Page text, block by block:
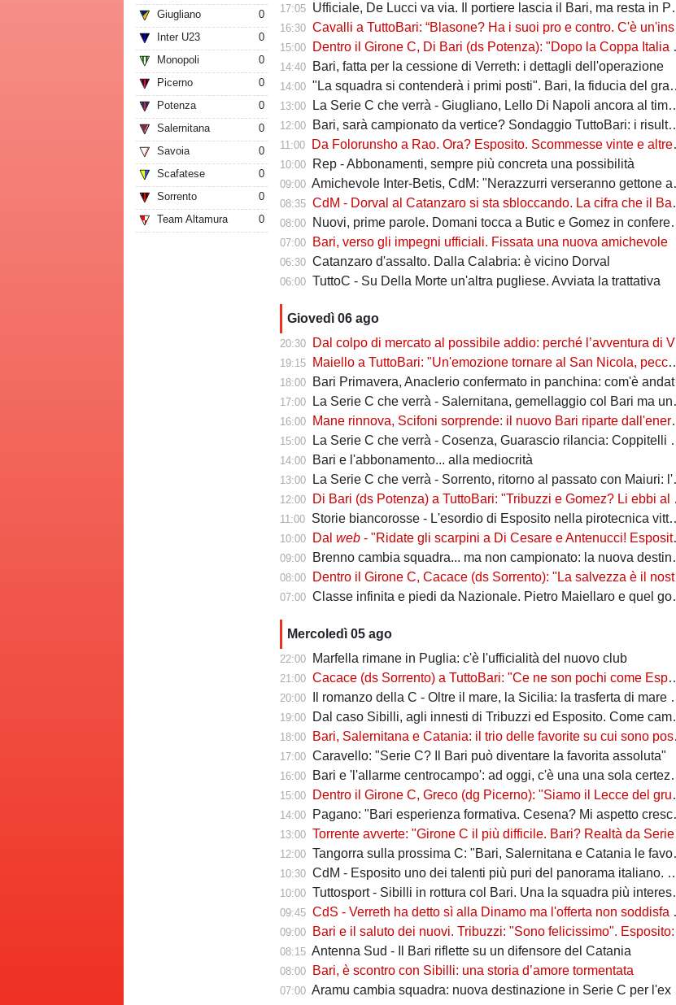
Giugliano
0
Inter U23
0
Monopoli
0
Picerno
0
Potenza
0
Salernitana
0
Savoia
0
Scafatese
0
Sorrento
0
Team Altamura
0
17:05 Ufficiale, De Lucci va via. Il portiere lascia il Bari, ma resta in Puglia
16:30 Cavalli a TuttoBari: “Blasone? Ha i suoi pro e contro. C'è un'insidia enorme: favoriti sì, ma non basta”
15:00 Dentro il Girone C, Di Bari (ds Potenza): "Dopo la Coppa Italia vinta, vogliamo infastidire ancora. Vi nomino qualche nostro giovane"
14:40 Bari, fatta per la cessione di Verreth: i dettagli dell'operazione
14:00 "La squadra si contenderà i primi posti". Bari, la fiducia del grande ex
13:00 La Serie C che verrà - Giugliano, Lello Di Napoli ancora al timone: il re delle salvezze vuole evitare un'altra stagione da brividi
12:00 Bari, sarà campionato da vertice? Sondaggio TuttoBari: i risultati provvisori
11:00 Da Folorunsho a Rao. Ora? Esposito. Scommesse vinte e altre perse sull'asse Napoli-Bari
10:00 Rep - Abbonamenti, sempre più concreta una possibilità
09:00 Amichevole Inter-Betis, CdM: "Nerazzurri verseranno gettone al Bari. E verrà girato al Comune"
08:35 CdM - Dorval al Catanzaro si sta sbloccando. La cifra che il Bari incasserebbe
08:00 Nuovi, prime parole. Domani tocca a Butic e Gomez in conferenza
07:00 Bari, verso gli impegni ufficiali. Fissata una nuova amichevole
06:30 Catanzaro d'assalto. Dalla Calabria: è vicino Dorval
06:00 TuttoC - Su Della Morte un'altra pugliese. Avviata la trattativa
Giovedì 06 ago
20:30 Dal colpo di mercato al possibile addio: perché l’avventura di Verreth al Bari non è mai davvero sbocciata
19:15 Maiello a TuttoBari: "Un'emozione tornare al San Nicola, peccato per il poco pubblico. Bari? Ben costruito"
18:00 Bari Primavera, Anaclerio confermato in panchina: com'è andata la scorsa stagione?
17:00 La Serie C che verrà - Salernitana, gemellaggio col Bari ma una sola missione: tornare subito in Serie B
16:00 Mane rinnova, Scifoni sorprende: il nuovo Bari riparte dall'energia verde
15:00 La Serie C che verrà - Cosenza, Guarascio rilancia: Coppitelli per riportare i lupi in Serie B
14:00 Bari e l'abbonamento... alla mediocrità
13:00 La Serie C che verrà - Sorrento, ritorno al passato con Maiuri: l'obiettivo è una salvezza senza affanni
12:00 Di Bari (ds Potenza) a TuttoBari: "Tribuzzi e Gomez? Li ebbi al Crotone. Alessio può fare più ruoli, Guido è una certezza"
11:00 Storie biancorosse - L'esordio di Esposito nella pirotecnica vittoria contro la Spal di De Rossi e Nainggolan
10:00 Dalweb - "Ridate gli scarpini a Di Cesare e Antenucci! Esposito? Forte, ma valorizziamo sempre giocatori del Napoli"
09:00 Brenno cambia squadra... ma non campionato: la nuova destinazione dell'ex Bari
08:00 Dentro il Girone C, Cacace (ds Sorrento): "La salvezza è il nostro scudetto, torniamo a casa dopo gennaio. Ecco la nostra forza"
07:00 Classe infinita e piedi da Nazionale. Pietro Maiellaro e quel gol da quaranta metri...
Mercoledì 05 ago
22:00 Marfella rimane in Puglia: c'è l'ufficialità del nuovo club
21:00 Cacace (ds Sorrento) a TuttoBari: "Ce ne son pochi come Esposito: ve lo presento. D'Ursi? Solo interesse"
20:00 Il romanzo della C - Oltre il mare, la Sicilia: la trasferta di mare e di vento
19:00 Dal caso Sibilli, agli innesti di Tribuzzi ed Esposito. Come cambia l’attacco
18:00 Bari, Salernitana e Catania: il trio delle favorite su cui sono poste le aspettative e gli obiettivi promozione
17:00 Caravello: "Serie C? Il Bari può diventare la favorita assoluta"
16:00 Bari e 'l'allarme centrocampo': ad oggi, c'è una una sola certezza (e mezza) nel reparto
15:00 Dentro il Girone C, Greco (dg Picerno): "Siamo il Lecce del gruppo, tra giovani e sostenibilità. Che impresa l'anno scorso!"
14:00 Pagano: "Bari esperienza formativa. Cesena? Mi aspetto crescita"
13:00 Torrente avverte: "Girone C il più difficile. Bari? Realtà da Serie A"
12:00 Tangorra sulla prossima C: "Bari, Salernitana e Catania le favorite. Subito dopo altre due"
10:30 CdM - Esposito uno dei talenti più puri del panorama italiano. Sibilli, Marino è furioso
10:00 Tuttosport - Sibilli in rottura col Bari. Una la squadra più interessata a ingaggiarlo
09:45 CdS - Verreth ha detto sì alla Dinamo ma l'offerta non soddisfa il Bari. Della Morte, niente conferme
09:00 Bari e il saluto dei nuovi. Tribuzzi: "Sono felicissimo". Esposito: "Ci vediamo al San Nicola"
08:15 Antenna Sud - Il Bari riflette su un difensore del Catania
08:00 Bari, è scontro con Sibilli: una storia d’amore tormentata
07:00 Aramu cambia squadra: nuova destinazione in Serie C per l'ex Bari